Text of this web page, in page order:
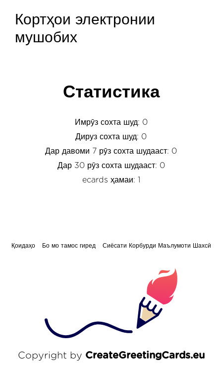
Кортҳои электронии
мушобих
Статистика
Имрӯз сохта шуд: 0
Дируз сохта шуд: 0
Дар давоми 7 рӯз сохта шудааст: 0
Дар 30 рӯз сохта шудааст: 0
ecards ҳамаи: 1
Қоидаҳо Бо мо тамос гиред Сиёсати Корбурди Маълумоти Шахсӣ
Copyright by CreateGreetingCards.eu